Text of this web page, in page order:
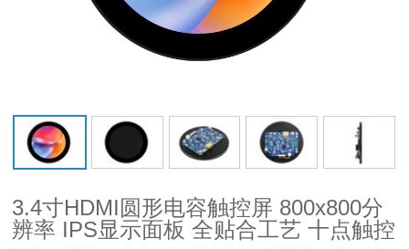
3.4寸HDMI圆形电容触控屏 800x800分
辨率 IPS显示面板 全贴合工艺 十点触控